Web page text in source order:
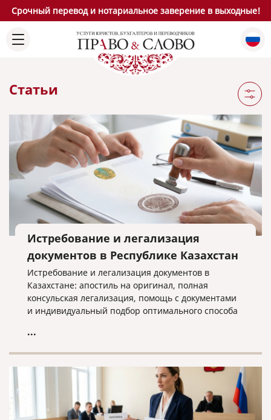
Срочный перевод и нотариальное заверение в выходные!
Статьи
Истребование и легализация
документов в Республике Казахстан
Истребование и легализация документов в
Казахстане: апостиль на оригинал, полная
консульская легализация, помощь с документами
и индивидуальный подбор оптимального способа
...